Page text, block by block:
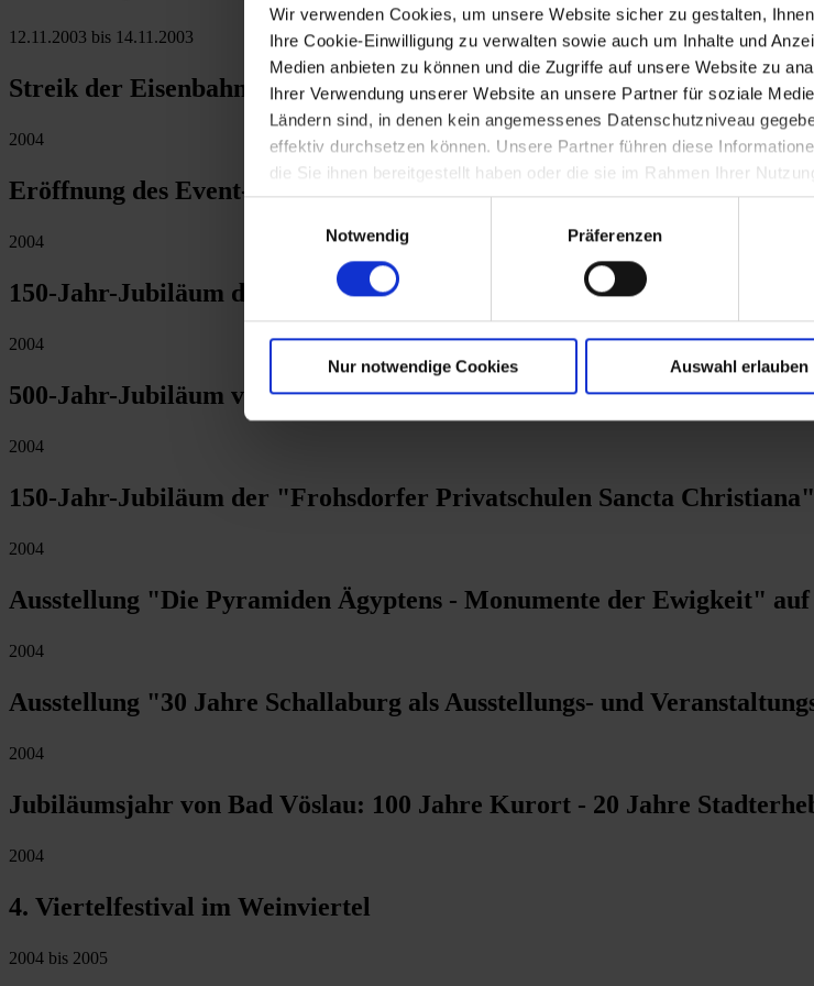
Wir verwenden Cookies, um unsere Website sicher zu gestalten,
Ihre Cookie-Einwilligung zu verwalten sowie auch um Inhalte und
Medien anbieten zu können und die Zugriffe auf unsere Website zu
Ihrer Verwendung unserer Website an unsere Partner für soziale
Ländern sind, in denen kein angemessenes Datenschutzniveau
effektiv durchsetzen können. Unsere Partner führen diese
die Sie ihnen bereitgestellt haben oder die sie im Rahmen Ihrer
Notwendig
Präferenzen
Nur notwendige Cookies Auswahl erlauben
12.11.2003 bis 14.11.2003
Streik der Eisenbahner
2004
Eröffnung des Event- und Kulturzentrums in der ehem.
2004
150-Jahr-Jubiläum der Semmeringbahn
2004
500-Jahr-Jubiläum von Spitz als Teil Österreichs (zuvor Bayern)
2004
150-Jahr-Jubiläum der "Frohsdorfer Privatschulen Sancta Christiana"
2004
Ausstellung "Die Pyramiden Ägyptens - Monumente der Ewigkeit"
2004
Ausstellung "30 Jahre Schallaburg als Ausstellungs- und
2004
Jubiläumsjahr von Bad Vöslau: 100 Jahre Kurort - 20 Jahre
2004
4. Viertelfestival im Weinviertel
2004 bis 2005